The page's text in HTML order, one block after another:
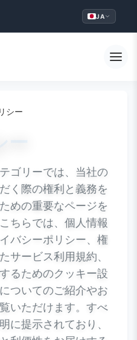
JA
シー
ー
ゴリーでは、当社の
く際の権利と義務を
めの重要なページを
ちらでは、個人情報
バシーポリシー、権
サービス利用規約、
るためのクッキー設
ついてのご紹介やお
いただけます。すべ
に提示されており、